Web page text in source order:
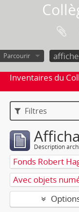
Parcourir
Inventaires du
Filtres
Description
Fonds Robert
Avec objets